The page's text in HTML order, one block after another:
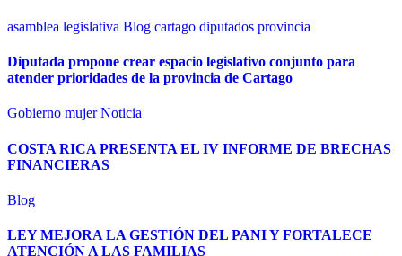
asamblea legislativa Blog cartago diputados provincia
Diputada propone crear espacio legislativo conjunto para
atender prioridades de la provincia de Cartago
Gobierno mujerNoticia
COSTA RICA PRESENTA EL IV INFORME DE BRECHAS
FINANCIERAS
Blog
LEY MEJORA LA GESTIÓN DEL PANI Y FORTALECE
ATENCIÓN A LAS FAMILIAS